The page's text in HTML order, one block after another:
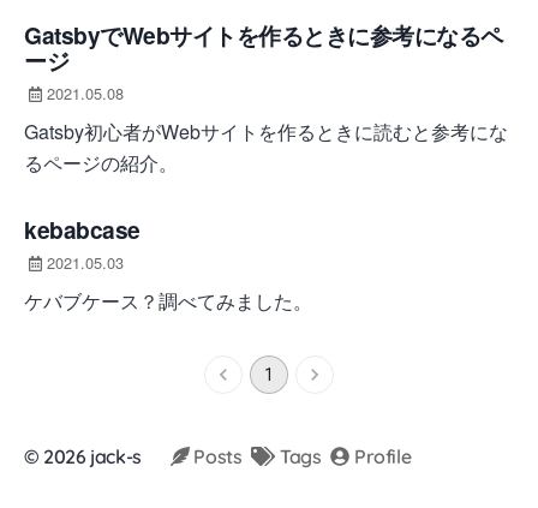
GatsbyでWebサイトを作るときに参考になるペ
ージ
2021.05.08
Gatsby初心者がWebサイトを作るときに読むと参考にな
るページの紹介。
kebabcase
2021.05.03
ケバブケース？調べてみました。
1
© 2026 jack-s Posts Tags Profile